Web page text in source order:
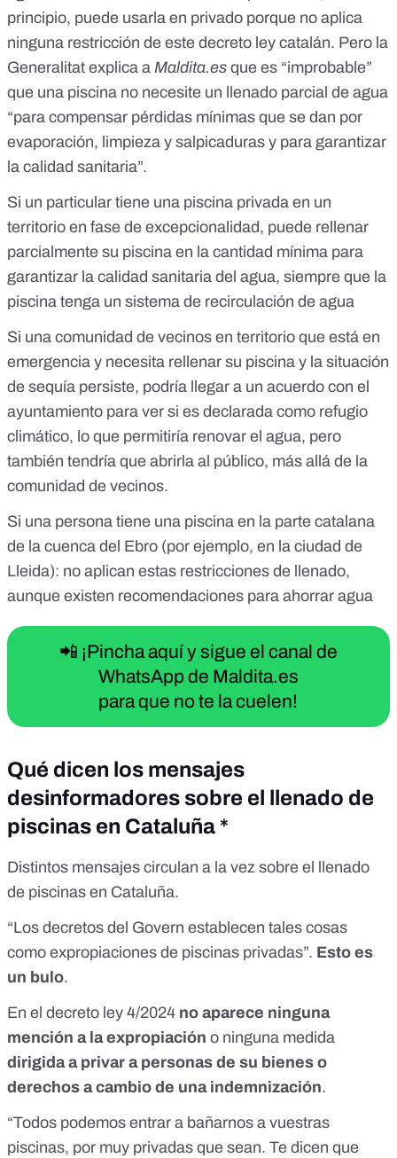
principio, puede usarla en privado porque no aplica
ninguna restricción de este decreto ley catalán. Pero la
Generalitat explica a Maldita.es que es “improbable”
que una piscina no necesite un llenado parcial de agua
“para compensar pérdidas mínimas que se dan por
evaporación, limpieza y salpicaduras y para garantizar
la calidad sanitaria”.
Si un particular tiene una piscina privada en un
territorio en fase de excepcionalidad, puede rellenar
parcialmente su piscina en la cantidad mínima para
garantizar la calidad sanitaria del agua, siempre que la
piscina tenga un sistema de recirculación de agua
Si una comunidad de vecinos en territorio que está en
emergencia y necesita rellenar su piscina y la situación
de sequía persiste, podría llegar a un acuerdo con el
ayuntamiento para ver si es declarada como refugio
climático, lo que permitiría renovar el agua, pero
también tendría que abrirla al público, más allá de la
comunidad de vecinos.
Si una persona tiene una piscina en la parte catalana
de la cuenca del Ebro (por ejemplo, en la ciudad de
Lleida): no aplican estas restricciones de llenado,
aunque existen recomendaciones para ahorrar agua
📲 ¡Pincha aquí y sigue el canal de
WhatsApp de Maldita.es
para que no te la cuelen!
Qué dicen los mensajes
desinformadores sobre el llenado de
piscinas en Cataluña *
Distintos mensajes circulan a la vez sobre el llenado
de piscinas en Cataluña.
“Los decretos del Govern establecen tales cosas
como expropiaciones de piscinas privadas”. Esto es
un bulo.
En el decreto ley 4/2024 no aparece ninguna
mención a la expropiación o ninguna medida
dirigida a privar a personas de su bienes o
derechos a cambio de una indemnización.
“Todos podemos entrar a bañarnos a vuestras
piscinas, por muy privadas que sean. Te dicen que